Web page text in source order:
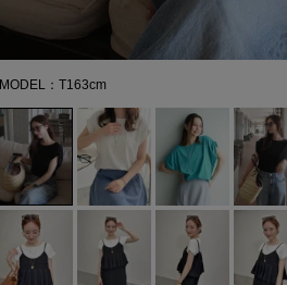
MODEL：T163cm